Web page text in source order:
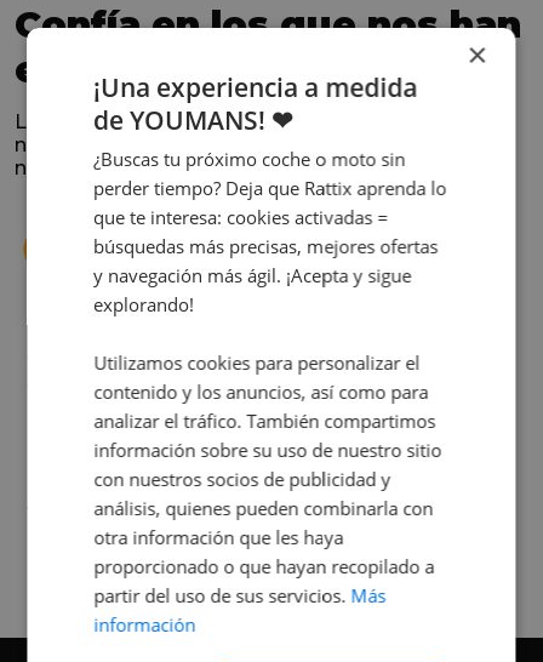
Confía en los que nos han
elegido
La satisfacción y la experiencia de los clientes es
nuestra prioridad. Lee lo que opinan y conoce
nuestra historia.
Cuando decidí vender mi coche busqué
diferentes empresas donde hacerlo y la que
me dio más confianza fue Rattix, por las
buenas (y tantas) reseñas que tienen.
Realmente la experiencia ha sido muy
buena, Carolina ha sido siempre muy atenta
y profesional. Finalmente mi hermana se
queda el coche, pero no puedo más que
recomendar el buen trato desde el primer
hasta el último momento.
Judit Sorribes
×
¡Una experiencia a medida
de YOUMANS! ❤
¿Buscas tu próximo coche o moto sin
perder tiempo? Deja que Rattix aprenda lo
que te interesa: cookies activadas =
búsquedas más precisas, mejores ofertas
y navegación más ágil. ¡Acepta y sigue
explorando!
Utilizamos cookies para personalizar el
contenido y los anuncios, así como para
analizar el tráfico. También compartimos
información sobre su uso de nuestro sitio
con nuestros socios de publicidad y
análisis, quienes pueden combinarla con
otra información que les haya
proporcionado o que hayan recopilado a
partir del uso de sus servicios. Más
información